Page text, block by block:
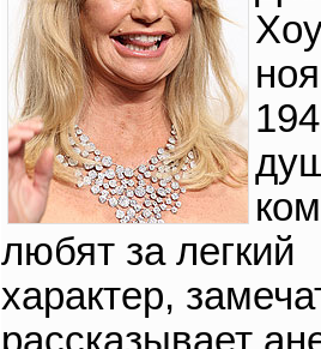
любят за легкий
характер,